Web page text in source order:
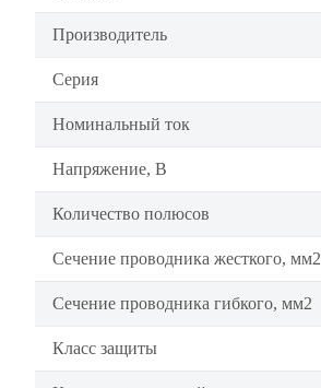
Производитель
Серия
Номинальный ток
Напряжение, В
Количество полюсов
Сечение проводника жесткого, мм2
Сечение проводника гибкого, мм2
Класс защиты